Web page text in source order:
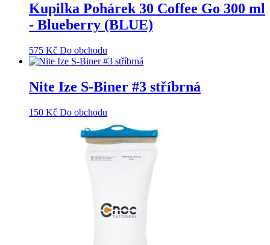
Kupilka Pohárek 30 Coffee Go 300 ml
- Blueberry (BLUE)
575 Kč Do obchodu
Nite Ize S-Biner #3 stříbrná
150 Kč Do obchodu